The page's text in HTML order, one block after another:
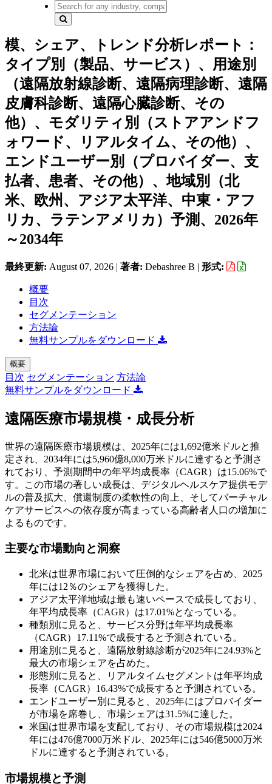
模、シェア、トレンド分析レポート：
タイプ別（製品、サービス）、用途別
（遠隔放射線診断、遠隔病理診断、遠隔
皮膚科診断、遠隔心臓診断、その
他）、モダリティ別（ストアアンドフ
ォワード、リアルタイム、その他）、
エンドユーザー別（プロバイダー、支
払者、患者、その他）、地域別（北
米、欧州、アジア太平洋、中東・アフ
リカ、ラテンアメリカ）予測、2026年
～2034年
最終更新: August 07, 2026 | 著者: Debashree B | 形式:
概要
目次
セグメンテーション
方法論
無料サンプルをダウンロード
概要
目次 セグメンテーション 方法論
無料サンプルをダウンロード
遠隔医療市場規模・成長分析
世界の遠隔医療市場規模は、2025年には1,692億米ドルと推
定され、2034年には5,960億8,000万米ドルに達すると予測さ
れており、予測期間中の年平均成長率（CAGR）は15.06%で
す。この市場の著しい成長は、デジタルヘルスケア提供モデ
ルの普及拡大、償還制度の柔軟性の向上、そしてバーチャル
ケアサービスへの依存度が高まっている高齢者人口の増加に
よるものです。
主要な市場動向と洞察
北米は世界市場において圧倒的なシェアを占め、2025
年には12％のシェアを獲得した。
アジア太平洋地域は最も速いペースで成長しており、
年平均成長率（CAGR）は17.01%となっている。
種類別に見ると、サービス分野は年平均成長率
（CAGR）17.11%で成長すると予測されている。
用途別に見ると、遠隔放射線診断が2025年に24.93%と
最大の市場シェアを占めた。
形態別に見ると、リアルタイムセグメントは年平均成
長率（CAGR）16.43%で成長すると予測されている。
エンドユーザー別に見ると、2025年にはプロバイダー
が市場を席巻し、市場シェアは31.5%に達した。
米国は世界市場を支配しており、その市場規模は2024
年には476億7000万米ドル、2025年には546億5000万米
ドルに達すると予測されている。
市場規模と予測